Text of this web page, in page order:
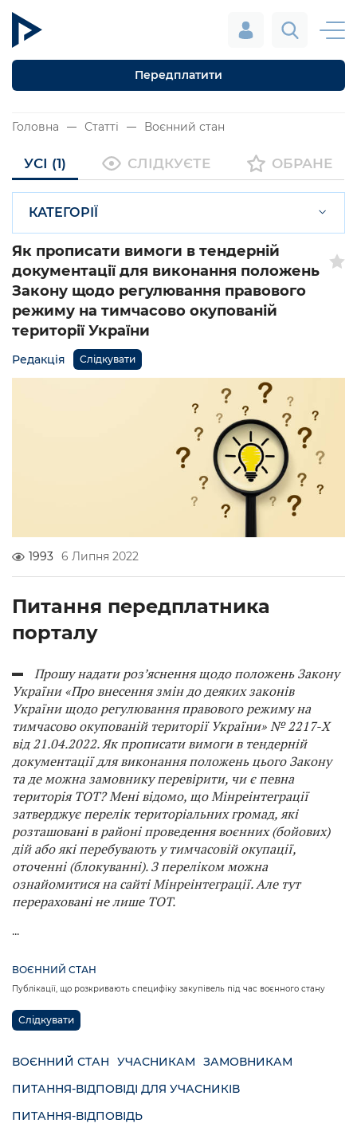
Передплатити
Головна Статті Воєнний стан
УСІ (1) СЛІДКУЄТЕ ОБРАНЕ
КАТЕГОРІЇ
Як прописати вимоги в тендерній
документації для виконання положень
Закону щодо регулювання правового
режиму на тимчасово окупованій
території України
Редакція Слідкувати
1993 6 Липня 2022
Питання передплатника
порталу
Прошу надати роз’яснення щодо положень Закону
України «Про внесення змін до деяких законів
України щодо регулювання правового режиму на
тимчасово окупованій території України» № 2217-X
від 21.04.2022. Як прописати вимоги в тендерній
документації для виконання положень цього Закону
та де можна замовнику перевірити, чи є певна
територія ТОТ? Мені відомо, що Мінреінтеграції
затверджує перелік територіальних громад, які
розташовані в районі проведення воєнних (бойових)
дій або які перебувають у тимчасовій окупації,
оточенні (блокуванні). З переліком можна
ознайомитися на сайті Мінреінтеграції. Але тут
перераховані не лише ТОТ.
...
ВОЄННИЙ СТАН
Публікації, що розкривають специфіку закупівель під час воєнного стану
Слідкувати
ВОЄННИЙ СТАН УЧАСНИКАМ
ЗАМОВНИКАМ
ПИТАННЯ-ВІДПОВІДІ ДЛЯ УЧАСНИКІВ
ПИТАННЯ-ВІДПОВІДЬ